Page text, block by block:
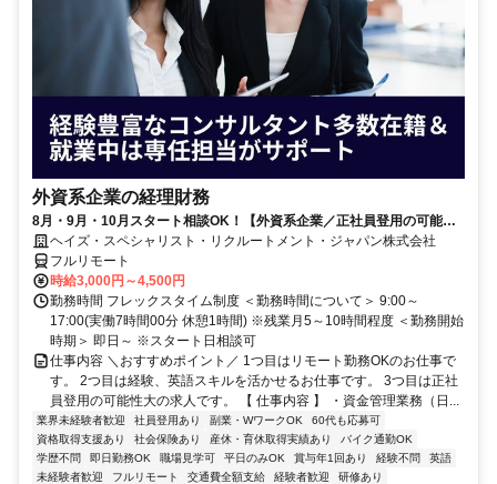
外資系企業の経理財務
8月・9月・10月スタート相談OK！【外資系企業／正社員登用の可能性
大／700万～800万／リモート勤務OK】経理財務
ヘイズ・スペシャリスト・リクルートメント・ジャパン株式会社
フルリモート
時給3,000円～4,500円
勤務時間 フレックスタイム制度 ＜勤務時間について＞ 9:00～
17:00(実働7時間00分 休憩1時間) ※残業月5～10時間程度 ＜勤務開始
時期＞ 即日～ ※スタート日相談可
仕事内容 ＼おすすめポイント／ 1つ目はリモート勤務OKのお仕事で
す。 2つ目は経験、英語スキルを活かせるお仕事です。 3つ目は正社
員登用の可能性大の求人です。 【 仕事内容 】 ・資金管理業務（日...
業界未経験者歓迎 社員登用あり 副業・WワークOK
60代も応募可
資格取得支援あり
社会保険あり 産休・育休取得実績あり
バイク通勤OK
学歴不問
即日勤務OK 職場見学可 平日のみOK 賞与年1回あり 経験不問
英語
未経験者歓迎
フルリモート 交通費全額支給 経験者歓迎 研修あり